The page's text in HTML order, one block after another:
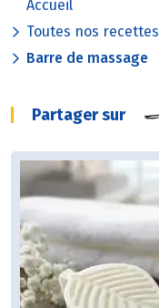
Accueil
Toutes nos recettes
Barre de massage
Partager sur